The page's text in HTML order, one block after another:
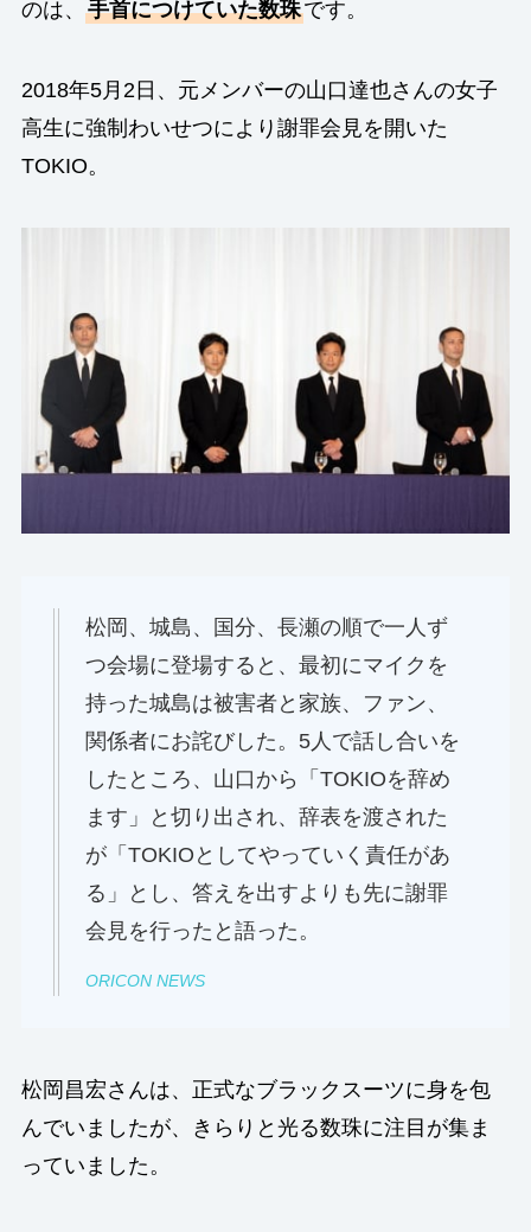
のは、 手首につけていた数珠です。
2018年5月2日、元メンバーの山口達也さんの女子
高生に強制わいせつにより謝罪会見を開いた
TOKIO。
松岡、城島、国分、長瀬の順で一人ず
つ会場に登場すると、最初にマイクを
持った城島は被害者と家族、ファン、
関係者にお詫びした。5人で話し合いを
したところ、山口から「TOKIOを辞め
ます」と切り出され、辞表を渡された
が「TOKIOとしてやっていく責任があ
る」とし、答えを出すよりも先に謝罪
会見を行ったと語った。
ORICON NEWS
松岡昌宏さんは、正式なブラックスーツに身を包
んでいましたが、きらりと光る数珠に注目が集ま
っていました。